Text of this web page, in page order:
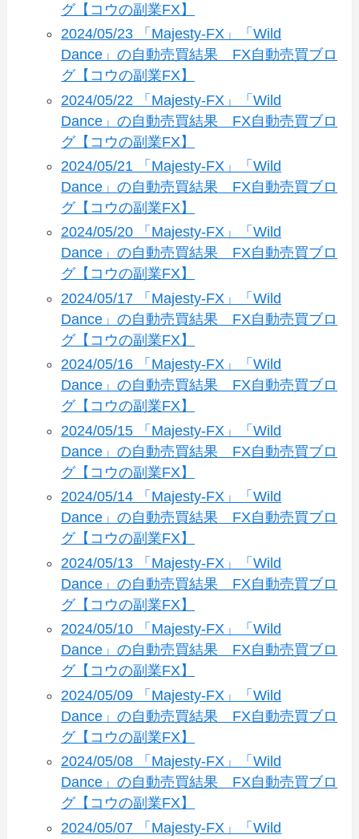
グ【コウの副業FX】
2024/05/23 「Majesty-FX」「Wild
Dance」の自動売買結果 FX自動売買ブロ
グ【コウの副業FX】
2024/05/22 「Majesty-FX」「Wild
Dance」の自動売買結果 FX自動売買ブロ
グ【コウの副業FX】
2024/05/21 「Majesty-FX」「Wild
Dance」の自動売買結果 FX自動売買ブロ
グ【コウの副業FX】
2024/05/20 「Majesty-FX」「Wild
Dance」の自動売買結果 FX自動売買ブロ
グ【コウの副業FX】
2024/05/17 「Majesty-FX」「Wild
Dance」の自動売買結果 FX自動売買ブロ
グ【コウの副業FX】
2024/05/16 「Majesty-FX」「Wild
Dance」の自動売買結果 FX自動売買ブロ
グ【コウの副業FX】
2024/05/15 「Majesty-FX」「Wild
Dance」の自動売買結果 FX自動売買ブロ
グ【コウの副業FX】
2024/05/14 「Majesty-FX」「Wild
Dance」の自動売買結果 FX自動売買ブロ
グ【コウの副業FX】
2024/05/13 「Majesty-FX」「Wild
Dance」の自動売買結果 FX自動売買ブロ
グ【コウの副業FX】
2024/05/10 「Majesty-FX」「Wild
Dance」の自動売買結果 FX自動売買ブロ
グ【コウの副業FX】
2024/05/09 「Majesty-FX」「Wild
Dance」の自動売買結果 FX自動売買ブロ
グ【コウの副業FX】
2024/05/08 「Majesty-FX」「Wild
Dance」の自動売買結果 FX自動売買ブロ
グ【コウの副業FX】
2024/05/07 「Majesty-FX」「Wild